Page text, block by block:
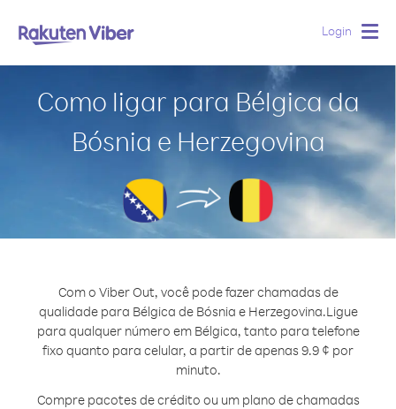
Login
Como ligar para Bélgica da
Bósnia e Herzegovina
Com o Viber Out, você pode fazer chamadas de
qualidade para Bélgica de Bósnia e Herzegovina.Ligue
para qualquer número em Bélgica, tanto para telefone
fixo quanto para celular, a partir de apenas 9.9 ¢ por
minuto.
Compre pacotes de crédito ou um plano de chamadas